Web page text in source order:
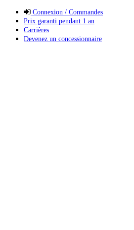
Connexion / Commandes
Prix garanti pendant 1 an
Carrières
Devenez un concessionnaire